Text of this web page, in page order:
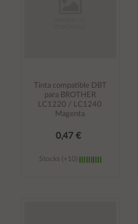
Tinta compatible DBT
para BROTHER
LC1220 / LC1240
Magenta
0,47 €
Stocks (+10)